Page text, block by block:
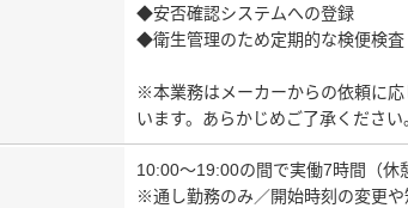
◆安否確認システムへの登録
◆衛生管理のため定期的な検便検査
※本業務はメーカーからの依頼に
います。あらかじめご了承ください
10:00～19:00の間で実働7時間（休
※通し勤務のみ／開始時刻の変更